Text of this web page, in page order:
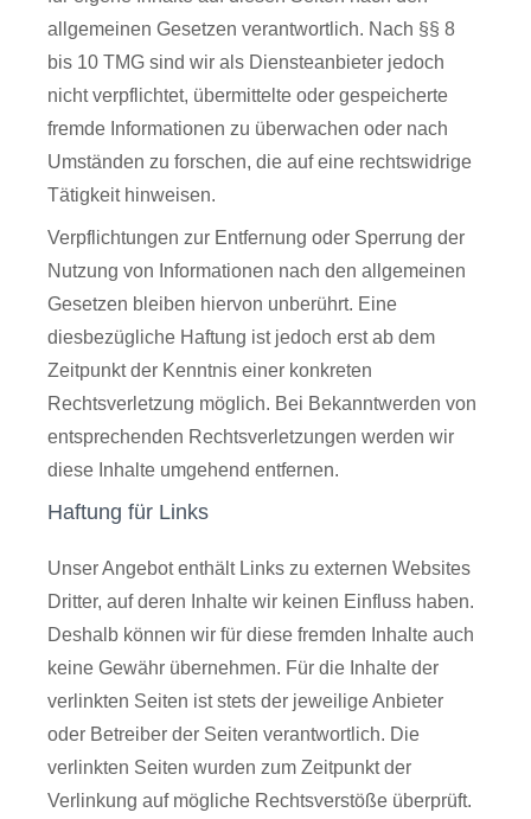
allgemeinen Gesetzen verantwortlich. Nach §§ 8
bis 10 TMG sind wir als Diensteanbieter jedoch
nicht verpflichtet, übermittelte oder gespeicherte
fremde Informationen zu überwachen oder nach
Umständen zu forschen, die auf eine rechtswidrige
Tätigkeit hinweisen.
Verpflichtungen zur Entfernung oder Sperrung der
Nutzung von Informationen nach den allgemeinen
Gesetzen bleiben hiervon unberührt. Eine
diesbezügliche Haftung ist jedoch erst ab dem
Zeitpunkt der Kenntnis einer konkreten
Rechtsverletzung möglich. Bei Bekanntwerden von
entsprechenden Rechtsverletzungen werden wir
diese Inhalte umgehend entfernen.
Haftung für Links
Unser Angebot enthält Links zu externen Websites
Dritter, auf deren Inhalte wir keinen Einfluss haben.
Deshalb können wir für diese fremden Inhalte auch
keine Gewähr übernehmen. Für die Inhalte der
verlinkten Seiten ist stets der jeweilige Anbieter
oder Betreiber der Seiten verantwortlich. Die
verlinkten Seiten wurden zum Zeitpunkt der
Verlinkung auf mögliche Rechtsverstöße überprüft.